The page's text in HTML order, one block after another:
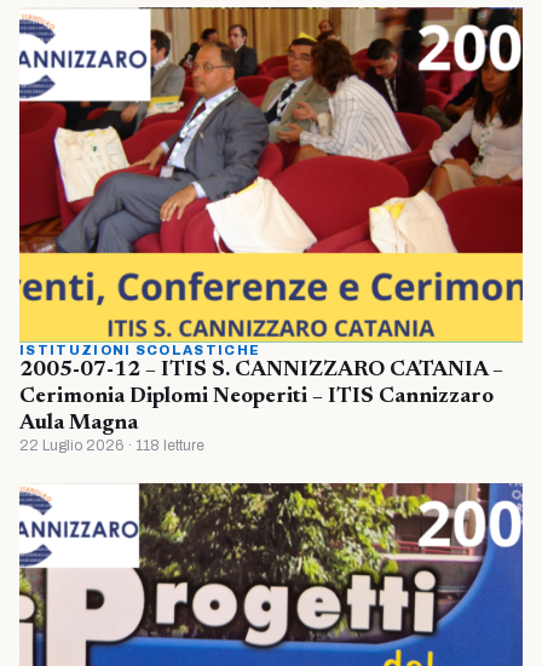
ISTITUZIONI SCOLASTICHE
2005-07-12 – ITIS S. CANNIZZARO CATANIA –
Cerimonia Diplomi Neoperiti – ITIS Cannizzaro
Aula Magna
22 Luglio 2026 · 118 letture